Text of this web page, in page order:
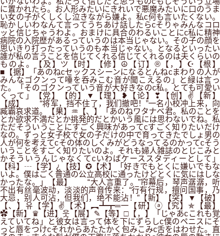
に置かれたら。お人形みたいにきれいで悪魔みたいに口のうま
い女の子がくしくし泣きながら嫌よ。私c何も言いたくない。
恥かしいわなんて言ってうちあけ話したらcそりゃみんなコロ
ッと信じちゃうわよ。おまけに具合のわるいことにc私に精神
病院の入院歴があるっていうのは本当じゃない。その子の顔を
思いきり打ったっていうのも本当じゃない。となるといったい
誰が私の言うことを信じてくれる信じてくれるのは夫くらいの
ものよ。【及】ツ【时】【修】☮【订】®【，】☪【根】
■【据】「あのねcセックスシーンになるとんねcまわりの人が
みんなゴクンって唾を呑みこむ音が聞こえるの」と緑は言っ
た。「そのゴクンっていう音が大好きなのc私。とても可愛い
くって」【党】【的】▼【理】❥【论】❣【创】✌【新】
【成】 “将军，挡不住了，我们撤吧！”一名小校冲上来，向
臧霸哀求道。【果】♒【、】「あのねワタナベ君。私のことを
とか欲求不満だとか挑発的だとかいう風には思わないでね。私
ただそういうことにすごく興味があってcすごく知りたいだけ
なの。ずっと女子校で女の子だけの中で育ってきたでしょ男の
人が何を考えてcその体のしくみがどうなってるのかってcそう
いうことをすごく知りたいのよ。それも婦人雑誌のとじこみと
かそういうんじゃなくてcいわばケーススタディーとして」
【科】┄【学】¿【技】✪【术】「好きでもとくに嫌いでもな
いよ。僕はごく普通の公立高校に通ったけどとくに気にはしな
かったな。」【最】 “大人言重了。”帘幕后，琴声潺潺，听
不出有丝毫波动，淡淡的声音传来：“行有行规，擅问国事，乃
大忌，别人可沾，但我们，绝不能沾！”【新】【突】▼【破】
【、】유【学】✌【术】︻┻┳═一【研】ⓐ【究】✯【最】
✿【新】♛【进】웃【展】✎【等】□【，】「じゃあcこれも覚
えていてね」と彼女は言って体を下にずらしc僕のペニスにそ
っと唇をつけcそれからあたたかく包みこみc舌をはわせた。直